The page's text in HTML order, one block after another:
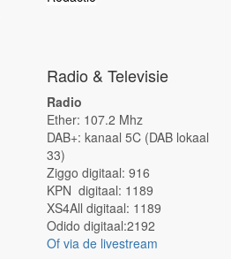
Radio & Televisie
Radio
Ether: 107.2 Mhz
DAB+: kanaal 5C (DAB lokaal
33)
Ziggo digitaal: 916
KPN digitaal: 1189
XS4All digitaal: 1189
Odido digitaal:2192
Of via de livestream